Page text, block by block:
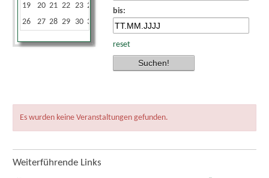
19
20 21 22 23 24
26
27 28 29 30 31
bis:
reset
Es wurden keine Veranstaltungen gefunden.
Weiterführende Links